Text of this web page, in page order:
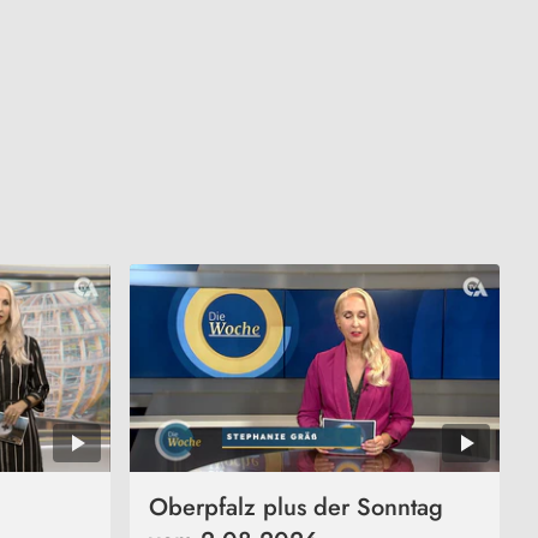
Oberpfalz plus der Sonntag